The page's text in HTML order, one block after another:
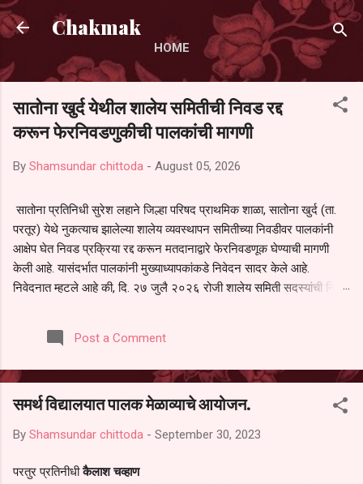
Skip to main content
Chakmak
HOME
सातोना खुर्द येथील शालेय समितीची निवड रद्द
करून फेरनिवडणुकीची पालकांची मागणी
By Shamsundar chittoda - August 05, 2026
सातोना प्रतिनिधी सुरेश लहाने जिल्हा परिषद प्राथमिक शाळा, सातोना खुर्द (ता.
परतूर) येथे नुकत्याच झालेल्या शालेय व्यवस्थापन समितीच्या निवडीवर पालकांनी
आक्षेप घेत निवड प्रक्रिया रद्द करून मतदानाद्वारे फेरनिवडणूक घेण्याची मागणी
केली आहे. यासंदर्भात पालकांनी मुख्याध्यापकांकडे निवेदन सादर केले आहे.
निवेदनात म्हटले आहे की, दि. २७ जुलै २०२६ रोजी शालेय समिती सदस्यांची निवड
पालकांना देण्यात आली नसल्याने मोठ्या संख्येने पालक बैठकीस उपस्थित राहू शकले
नाहीत. तसेच सर्व पालकांना विश्वासात न घेता निवड प्रक्रिया पूर्ण करण्यात
करण्यात यावी आणि सर्व पालकांच्या उपस्थितीत मतदान पद्धतीने शालेय समितीची
फेरनिवडणूक घेण्यात यावी, अशी मागणी पालकांनी केली आहे. या निवेदनाच्या प्रती
परतूर यांनाही पाठविण्यात आल्या असून प्रशासन याबाबत काय निर्णय घेते, याकडे
पालकांचे लक्ष लागले आहे. या न...
Post a Comment
समर्थ विद्यालयात पालक मेळाव्याचे आयोजन.
By Shamsundar chittoda - September 30, 2023
परतुर प्रतिनीधीकैलाश चव्हाण